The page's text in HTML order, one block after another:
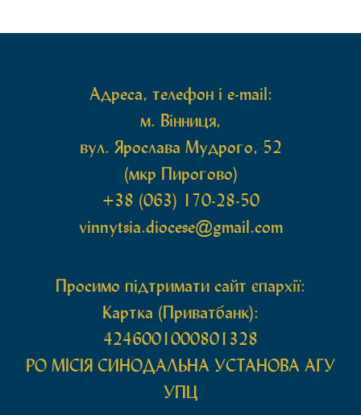
Адреса, телефон і e-mail:
м. Вінниця,
вул. Ярослава Мудрого, 52
(мкр Пирогово)
+38 (063) 170-28-50
vinnytsia.diocese@gmail.com
Просимо підтримати сайт єпархії:
Картка (Приватбанк):
4246001000801328
РО МIСIЯ СИНОДАЛЬНА УСТАНОВА АГУ
УПЦ